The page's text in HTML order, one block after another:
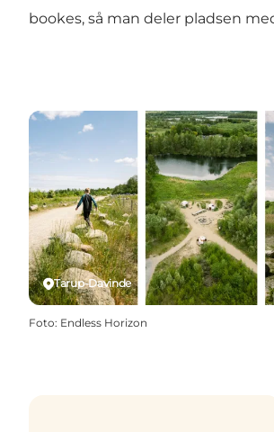
bookes, så man deler pladsen
Tarup-Davinde
Foto: Endless Horizon